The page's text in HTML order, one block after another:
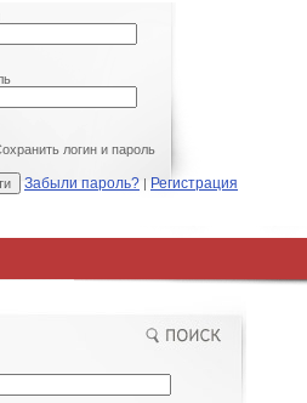
логин и пароль
Забыли пароль? | Регистрация